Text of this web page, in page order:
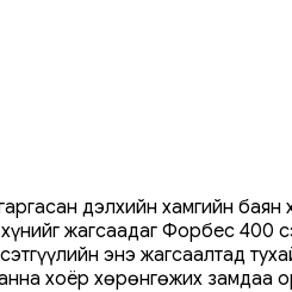
дэлхийн хамгийн
жагсаадаг Форбес 400
энэ жагсаалтад
хоёр хөрөнгөжих замдаа